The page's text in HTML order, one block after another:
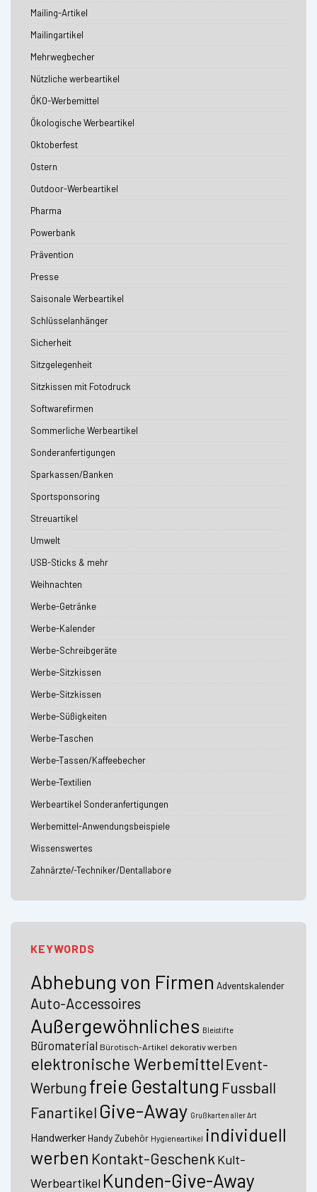
Mailing-Artikel
Mailingartikel
Mehrwegbecher
Nützliche werbeartikel
ÖKO-Werbemittel
Ökologische Werbeartikel
Oktoberfest
Ostern
Outdoor-Werbeartikel
Pharma
Powerbank
Prävention
Presse
Saisonale Werbeartikel
Schlüsselanhänger
Sicherheit
Sitzgelegenheit
Sitzkissen mit Fotodruck
Softwarefirmen
Sommerliche Werbeartikel
Sonderanfertigungen
Sparkassen/Banken
Sportsponsoring
Streuartikel
Umwelt
USB-Sticks & mehr
Weihnachten
Werbe-Getränke
Werbe-Kalender
Werbe-Schreibgeräte
Werbe-Sitzkissen
Werbe-Sitzkissen
Werbe-Süßigkeiten
Werbe-Taschen
Werbe-Tassen/Kaffeebecher
Werbe-Textilien
Werbeartikel Sonderanfertigungen
Werbemittel-Anwendungsbeispiele
Wissenswertes
Zahnärzte/-Techniker/Dentallabore
KEYWORDS
Abhebung von Firmen Adventskalender
Auto-Accessoires
Außergewöhnliches Bleistifte
Büromaterial Bürotisch-Artikel dekorativ werben
elektronische Werbemittel Event-
Werbung freie Gestaltung Fussball
Fanartikel Give-Away Grußkarten aller Art
Handwerker Handy Zubehör Hygieneartikel individuell
werben Kontakt-Geschenk Kult-
Werbeartikel Kunden-Give-Away